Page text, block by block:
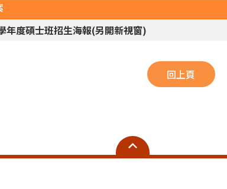
年度碩士班招生海報(另開新視窗)
回上頁